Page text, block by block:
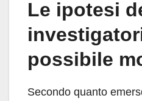
Le ipotesi
possibile
Secondo quanto